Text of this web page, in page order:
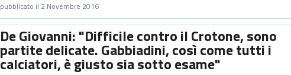
pubblicato il 2 Novembre 2016
De Giovanni: "Difficile contro il Crotone, sono
partite delicate. Gabbiadini, così come tutti i
calciatori, è giusto sia sotto esame"